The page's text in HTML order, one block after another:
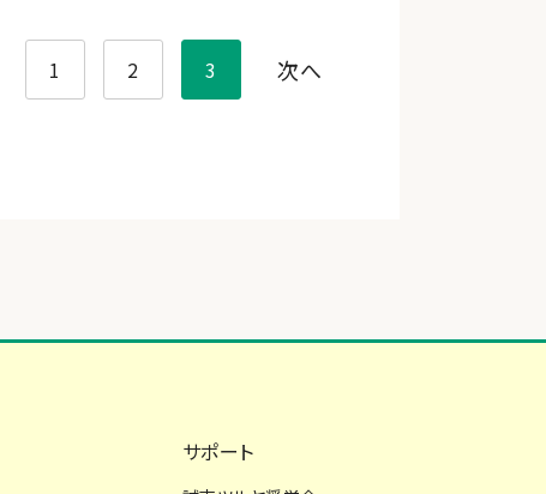
1 2 3 次へ
サポート